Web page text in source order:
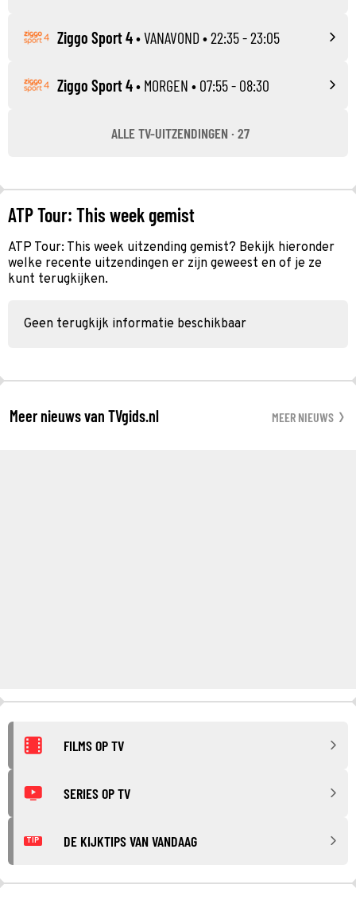
Ziggo Sport 4•VANAVOND • 22:35 - 23:05
Ziggo Sport 4• MORGEN • 07:55 - 08:30
ALLE TV-UITZENDINGEN · 27
ATP Tour: This week gemist
ATP Tour: This week uitzending gemist? Bekijk hieronder
welke recente uitzendingen er zijn geweest en of je ze
kunt terugkijken.
Geen terugkijk informatie beschikbaar
Meer nieuws van TVgids.nl MEER NIEUWS
FILMS OP TV
SERIES OP TV
TIP DE KIJKTIPS VAN VANDAAG